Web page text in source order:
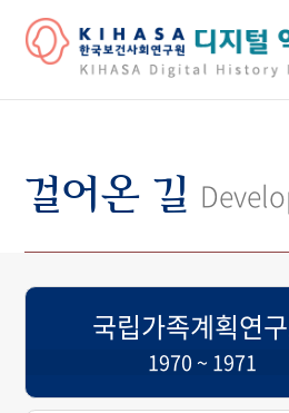
걸어온 길
국립가족계획연
1970 ~ 1971